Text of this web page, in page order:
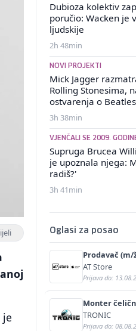
je
Dubioza kolektiv
poručio: Wacken je
ljudskije
2h 48min
NOVI PROJEKTI
Mick Jagger
Rolling Stonesima,
ostvarenja o
3h 38min
VJENČALI SE 2009.
Supruga Brucea
je upoznala njega:
radiš?'
3h 41min
Oglasi za posao
Prodavač (m/
AT Store
Prijava do:
Monter
iTRONIC
Prijava do: